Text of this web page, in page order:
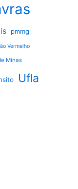
pmmg
Vermelho
Minas
Ufla